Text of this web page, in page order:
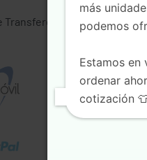
Bancaria,
más
podemos
Estamos en
ordenar
cotización